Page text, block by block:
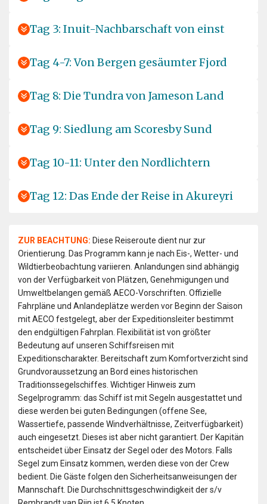
Tag 3: Inuit-Nachbarschaft von einst
Tag 4-7: Von Bergen gesäumter Fjord
Tag 8: Die Tundra von Jameson Land
Tag 9: Siedlung am Scoresby Sund
Tag 10-11: Unter den Nordlichtern
Tag 12: Das Ende der Reise in Akureyri
ZUR BEACHTUNG: Diese Reiseroute dient nur zur
Orientierung. Das Programm kann je nach Eis-, Wetter- und
Wildtierbeobachtung variieren. Anlandungen sind abhängig
von der Verfügbarkeit von Plätzen, Genehmigungen und
Umweltbelangen gemäß AECO-Vorschriften. Offizielle
Fahrpläne und Anlandeplätze werden vor Beginn der Saison
mit AECO festgelegt, aber der Expeditionsleiter bestimmt
den endgültigen Fahrplan. Flexibilität ist von größter
Bedeutung auf unseren Schiffsreisen mit
Expeditionscharakter. Bereitschaft zum Komfortverzicht sind
Grundvoraussetzung an Bord eines historischen
Traditionssegelschiffes. Wichtiger Hinweis zum
Segelprogramm: das Schiff ist mit Segeln ausgestattet und
diese werden bei guten Bedingungen (offene See,
Wassertiefe, passende Windverhältnisse, Zeitverfügbarkeit)
auch eingesetzt. Dieses ist aber nicht garantiert. Der Kapitän
entscheidet über Einsatz der Segel oder des Motors. Falls
Segel zum Einsatz kommen, werden diese von der Crew
bedient. Die Gäste folgen den Sicherheitsanweisungen der
Mannschaft. Die Durchschnittsgeschwindigkeit der s/v